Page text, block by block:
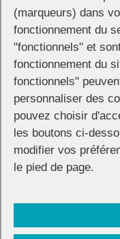
épidémiques à l’issue de
alentours », préviennent
L’Apéro Pride
Après dislocation du
LGBT+ d’Arras
terrasse.
CONNECTION©
(marqueurs) dans
fonctionnement du
"fonctionnels" et
fonctionnement du
fonctionnels"
personnaliser des
pouvez choisir
les boutons ci-
modifier vos
le pied de page.